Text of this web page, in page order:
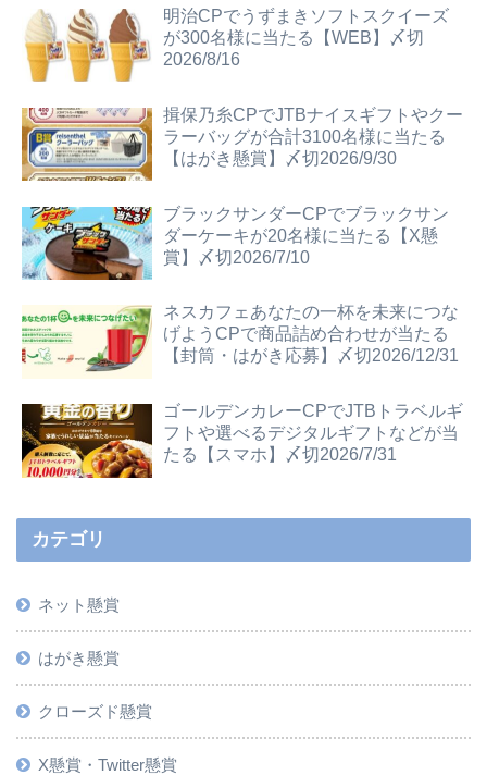
明治CPでうずまきソフトスクイーズ
が300名様に当たる【WEB】〆切
2026/8/16
揖保乃糸CPでJTBナイスギフトやクー
ラーバッグが合計3100名様に当たる
【はがき懸賞】〆切2026/9/30
ブラックサンダーCPでブラックサン
ダーケーキが20名様に当たる【X懸
賞】〆切2026/7/10
ネスカフェあなたの一杯を未来につな
げようCPで商品詰め合わせが当たる
【封筒・はがき応募】〆切2026/12/31
ゴールデンカレーCPでJTBトラベルギ
フトや選べるデジタルギフトなどが当
たる【スマホ】〆切2026/7/31
カテゴリ
ネット懸賞
はがき懸賞
クローズド懸賞
X懸賞・Twitter懸賞